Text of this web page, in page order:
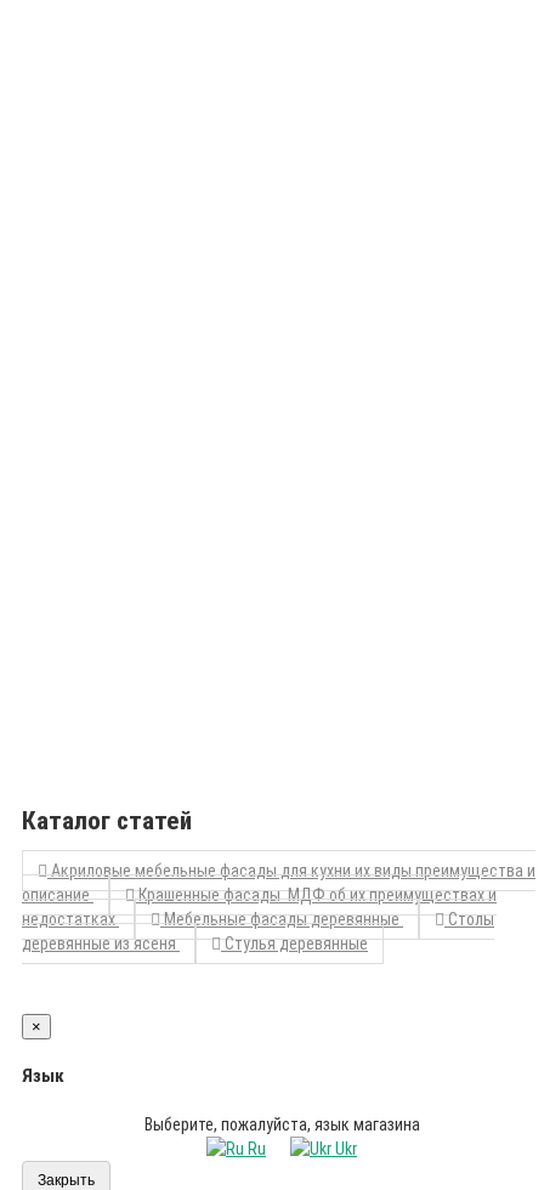
Каталог статей
Акриловые мебельные фасады для кухни их виды преимущества и
описание
Крашенные фасады МДФ об их преимуществах и
недостатках
Мебельные фасады деревянные
Столы
деревянные из ясеня
Стулья деревянные
×
Язык
Выберите, пожалуйста, язык магазина
Ru
Ukr
Закрыть